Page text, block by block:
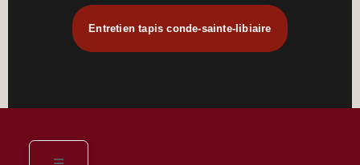
Entretien tapis conde-sainte-libiaire